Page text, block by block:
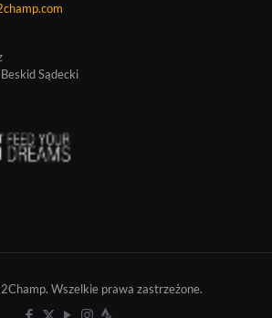
Sądecki
Wszelkie prawa zastrzeżone.